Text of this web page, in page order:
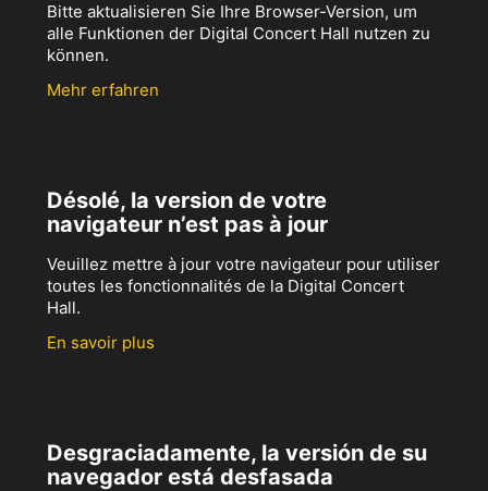
Bitte aktualisieren Sie Ihre Browser-Version, um
alle Funktionen der Digital Concert Hall nutzen zu
können.
Mehr erfahren
Désolé, la version de votre
navigateur n’est pas à jour
Veuillez mettre à jour votre navigateur pour utiliser
toutes les fonctionnalités de la Digital Concert
Hall.
En savoir plus
Desgraciadamente, la versión de su
navegador está desfasada